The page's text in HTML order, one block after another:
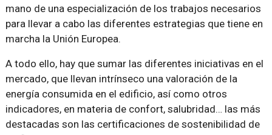
mano de una especialización de los trabajos necesarios
para llevar a cabo las diferentes estrategias que tiene en
marcha la Unión Europea.
A todo ello, hay que sumar las diferentes iniciativas en el
mercado, que llevan intrínseco una valoración de la
energía consumida en el edificio, así como otros
indicadores, en materia de confort, salubridad… las más
destacadas son las certificaciones de sostenibilidad de